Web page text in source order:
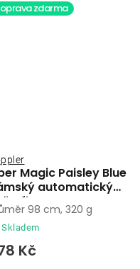
zdarma
Magic Paisley Blue
automatický
Skladem
Kč
98 cm, 320 g